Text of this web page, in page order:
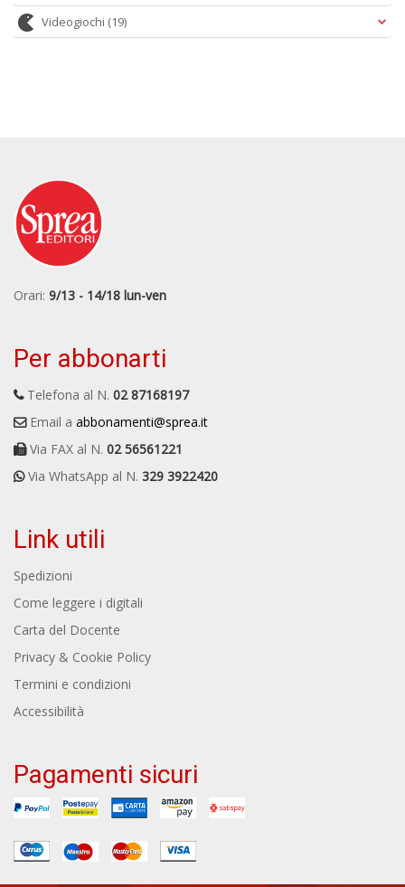
Videogiochi (19)
Orari: 9/13 - 14/18 lun-ven
Per abbonarti
Telefona al N. 02 87168197
Email a abbonamenti@sprea.it
Via FAX al N. 02 56561221
Via WhatsApp al N. 329 3922420
Link utili
Spedizioni
Come leggere i digitali
Carta del Docente
Privacy & Cookie Policy
Termini e condizioni
Accessibilità
Pagamenti sicuri